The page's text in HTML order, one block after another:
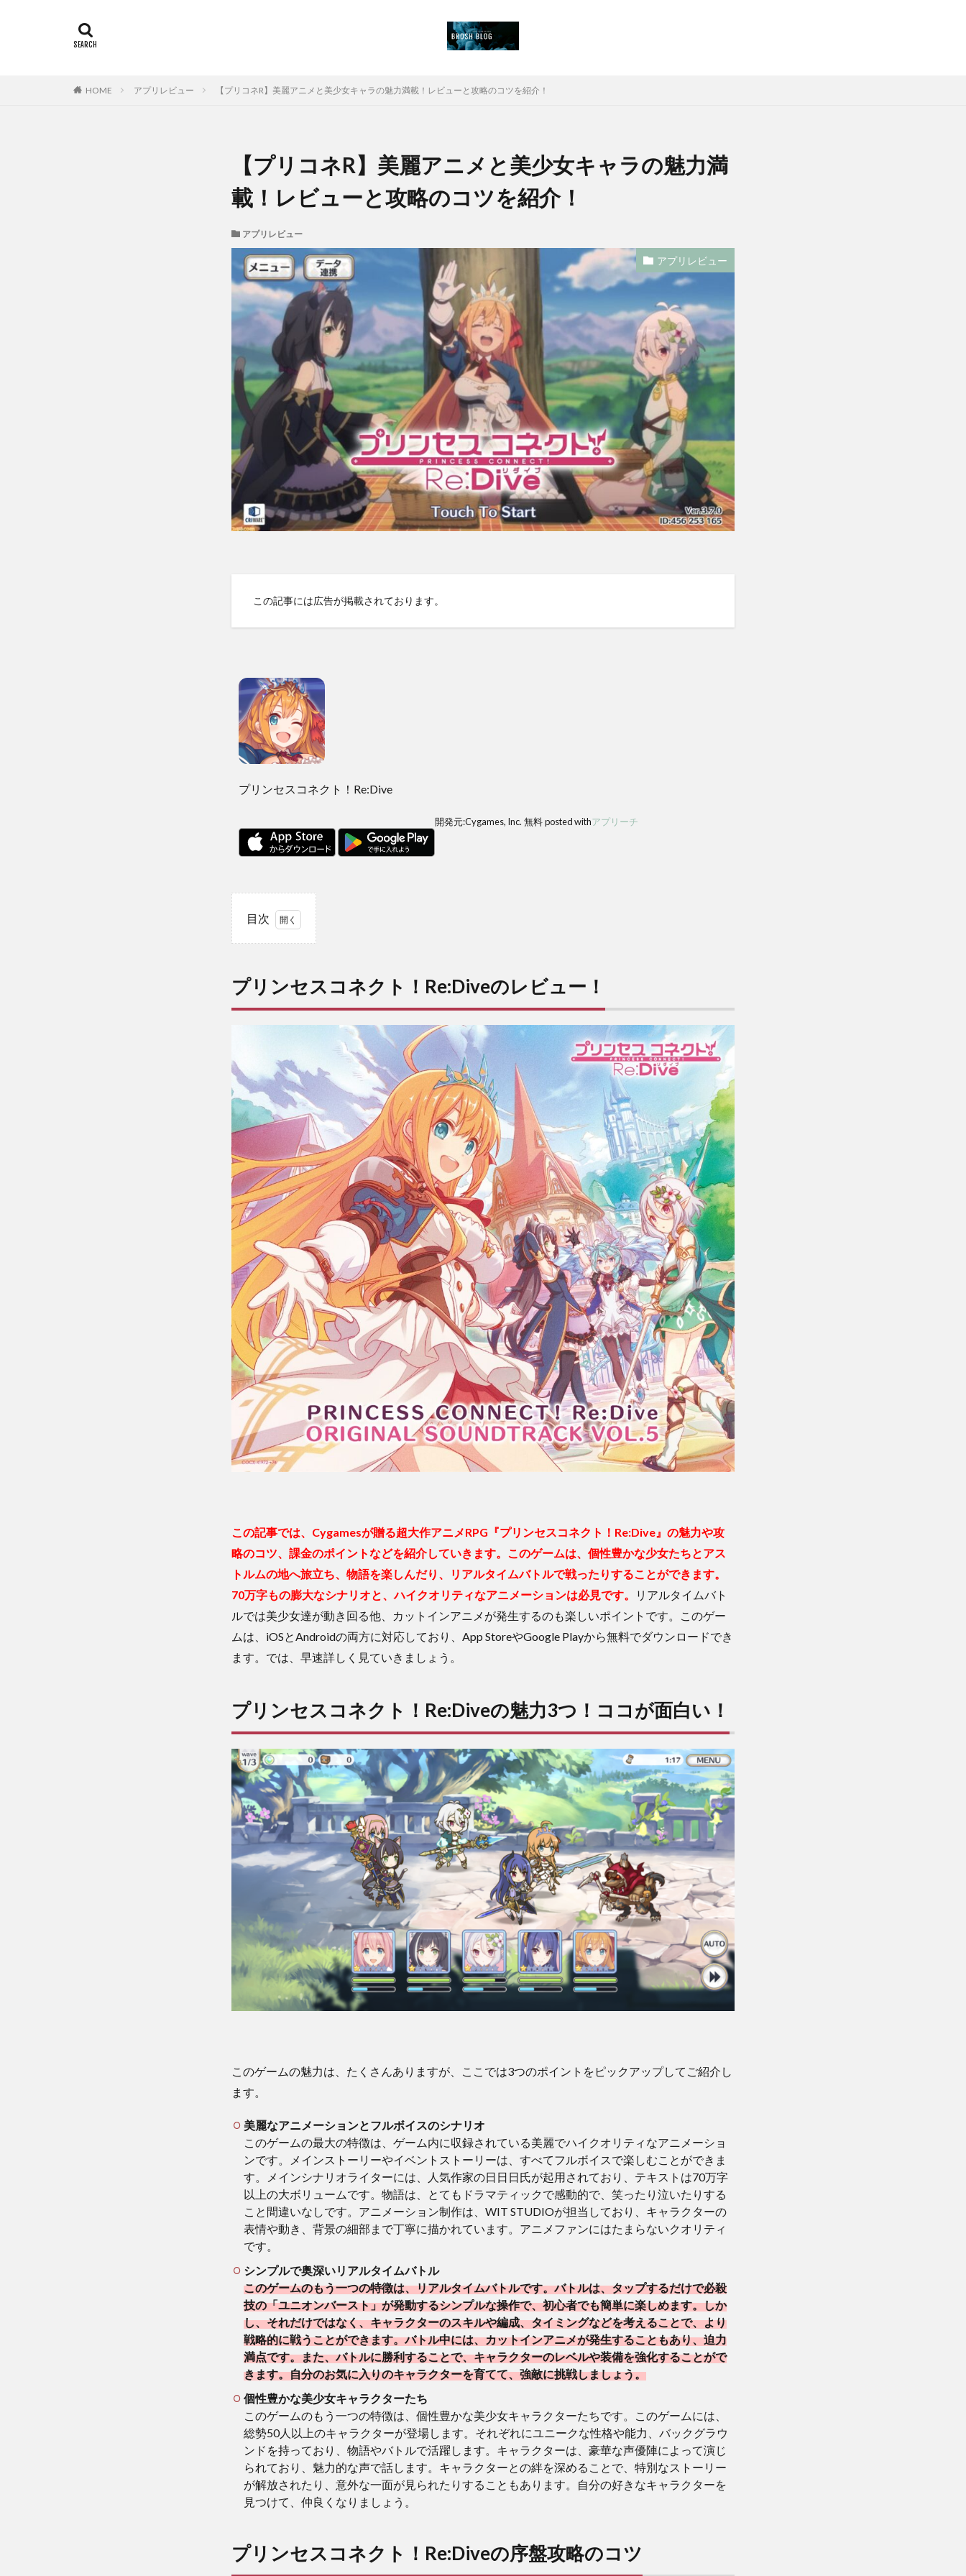
HOME アプリレビュー 【プリコネR】美麗アニメと美少女キャラの魅力満載！レビューと攻略のコツを紹介！
【プリコネR】美麗アニメと美少女キャラの魅力満
載！レビューと攻略のコツを紹介！
アプリレビュー
アプリレビュー
この記事には広告が掲載されております。
プリンセスコネクト！Re:Dive
開発元:Cygames, Inc. 無料 posted withアプリーチ
目次
クト！
リンセ
スコネ
クト！
Re:Dive
の魅力
ココが
面白
い！
3
リンセ
スコネ
クト！
Re:Dive
の序盤
攻略の
コツ
4
課金
する
なら
どこ
にす
る？
5
評価
ュ
ー！
プリンセスコネクト！Re:Diveのレビュー！
この記事では、Cygamesが贈る超大作アニメRPG『プリンセスコネクト！Re:Dive』の魅力や攻
略のコツ、課金のポイントなどを紹介していきます。このゲームは、個性豊かな少女たちとアス
トルムの地へ旅立ち、物語を楽しんだり、リアルタイムバトルで戦ったりすることができます。
70万字もの膨大なシナリオと、ハイクオリティなアニメーションは必見です。
リアルタイムバト
ルでは美少女達が動き回る他、カットインアニメが発生するのも楽しいポイントです。このゲー
ムは、iOSとAndroidの両方に対応しており、App StoreやGoogle Playから無料でダウンロードでき
ます。では、早速詳しく見ていきましょう。
プリンセスコネクト！Re:Diveの魅力3つ！ココが面白い！
このゲームの魅力は、たくさんありますが、ここでは3つのポイントをピックアップしてご紹介し
ます。
美麗なアニメーションとフルボイスのシナリオ
このゲームの最大の特徴は、ゲーム内に収録されている美麗でハイクオリティなアニメーショ
ンです。メインストーリーやイベントストーリーは、すべてフルボイスで楽しむことができま
す。メインシナリオライターには、人気作家の日日日氏が起用されており、テキストは70万字
以上の大ボリュームです。物語は、とてもドラマティックで感動的で、笑ったり泣いたりする
こと間違いなしです。アニメーション制作は、WIT STUDIOが担当しており、キャラクターの
表情や動き、背景の細部まで丁寧に描かれています。アニメファンにはたまらないクオリティ
です。
シンプルで奥深いリアルタイムバトル
このゲームのもう一つの特徴は、リアルタイムバトルです。バトルは、タップするだけで必殺
技の「ユニオンバースト」が発動するシンプルな操作で、初心者でも簡単に楽しめます。しか
し、それだけではなく、キャラクターのスキルや編成、タイミングなどを考えることで、より
戦略的に戦うことができます。バトル中には、カットインアニメが発生することもあり、迫力
満点です。また、バトルに勝利することで、キャラクターのレベルや装備を強化することがで
きます。自分のお気に入りのキャラクターを育てて、強敵に挑戦しましょう。
個性豊かな美少女キャラクターたち
このゲームのもう一つの特徴は、個性豊かな美少女キャラクターたちです。このゲームには、
総勢50人以上のキャラクターが登場します。それぞれにユニークな性格や能力、バックグラウ
ンドを持っており、物語やバトルで活躍します。キャラクターは、豪華な声優陣によって演じ
られており、魅力的な声で話します。キャラクターとの絆を深めることで、特別なストーリー
が解放されたり、意外な一面が見られたりすることもあります。自分の好きなキャラクターを
見つけて、仲良くなりましょう。
プリンセスコネクト！Re:Diveの序盤攻略のコツ